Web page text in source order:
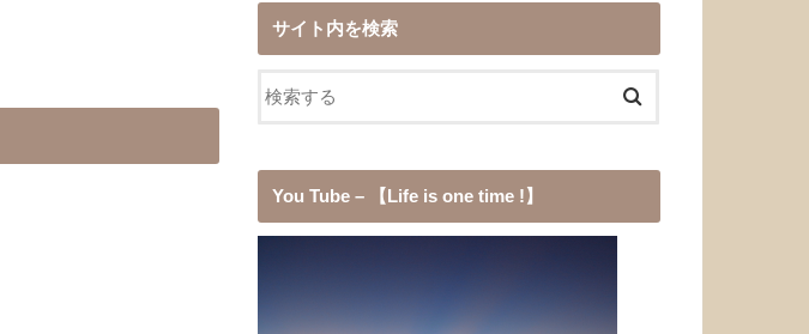
サイト内を検索
You Tube – 【Life is one time !】